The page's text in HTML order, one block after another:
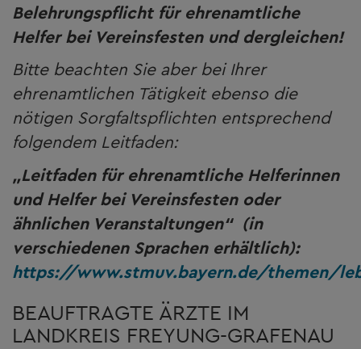
Belehrungspflicht für ehrenamtliche
Helfer bei Vereinsfesten und dergleichen!
Bitte beachten Sie aber bei Ihrer
ehrenamtlichen Tätigkeit ebenso die
nötigen Sorgfaltspflichten entsprechend
folgendem Leitfaden:
„Leitfaden für ehrenamtliche Helferinnen
und Helfer bei Vereinsfesten oder
ähnlichen Veranstaltungen“ (in
verschiedenen Sprachen erhältlich):
https://www.stmuv.bayern.de/themen/
BEAUFTRAGTE ÄRZTE IM
LANDKREIS FREYUNG-GRAFENAU